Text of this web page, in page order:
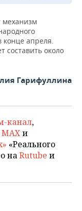
конце апреля.
составить около
Гарифуллина
канал,
и
«Реального
наRutube и